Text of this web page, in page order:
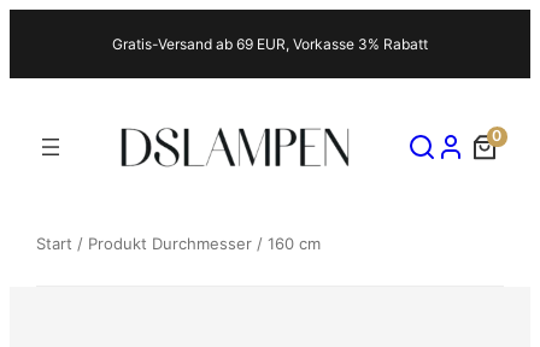
springen
Gratis-Versand ab 69 EUR, Vorkasse 3% Rabatt
0
Start / Produkt Durchmesser / 160 cm